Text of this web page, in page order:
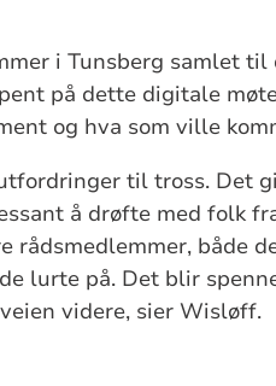
i Tunsberg samlet
på dette digitale
og hva som ville
til tross. Det
å drøfte med folk
både
lurte på. Det blir
videre, sier Wisløff.